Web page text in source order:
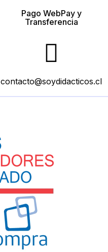
Pago WebPay y
Transferencia
contacto@soydidacticos.cl